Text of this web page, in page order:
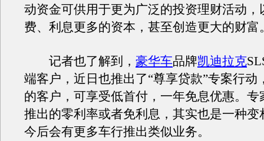
动资金可供用于更为广泛的投资理财活动，
费、利息更多的资本，甚至创造更大的财富
记者也了解到， 豪华车品牌凯迪拉克
端客户，近日也推出了“尊享贷款”专案行动
的客户，可享受低首付，一年免息优惠。专
推出的零利率或者免利息，其实也是一种变
今后会有更多车行推出类似业务。